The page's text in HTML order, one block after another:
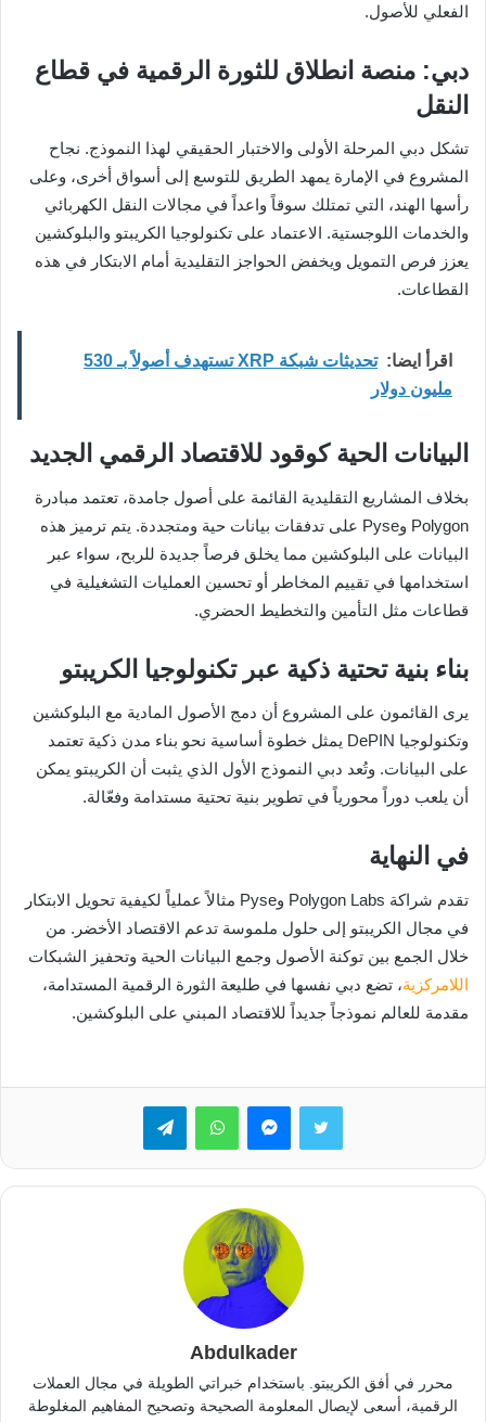
الفعلي للأصول.
دبي: منصة انطلاق للثورة الرقمية في قطاع
النقل
تشكل دبي المرحلة الأولى والاختبار الحقيقي لهذا النموذج. نجاح
المشروع في الإمارة يمهد الطريق للتوسع إلى أسواق أخرى، وعلى
رأسها الهند، التي تمتلك سوقاً واعداً في مجالات النقل الكهربائي
والخدمات اللوجستية. الاعتماد على تكنولوجيا الكريبتو والبلوكشين
يعزز فرص التمويل ويخفض الحواجز التقليدية أمام الابتكار في هذه
القطاعات.
اقرأ ايضا:
تحديثات شبكة XRP تستهدف أصولاً بـ 530
مليون دولار
البيانات الحية كوقود للاقتصاد الرقمي الجديد
بخلاف المشاريع التقليدية القائمة على أصول جامدة، تعتمد مبادرة
Polygon وPyse على تدفقات بيانات حية ومتجددة. يتم ترميز هذه
البيانات على البلوكشين مما يخلق فرصاً جديدة للربح، سواء عبر
استخدامها في تقييم المخاطر أو تحسين العمليات التشغيلية في
قطاعات مثل التأمين والتخطيط الحضري.
بناء بنية تحتية ذكية عبر تكنولوجيا الكريبتو
يرى القائمون على المشروع أن دمج الأصول المادية مع البلوكشين
وتكنولوجيا DePIN يمثل خطوة أساسية نحو بناء مدن ذكية تعتمد
على البيانات. وتُعد دبي النموذج الأول الذي يثبت أن الكريبتو يمكن
أن يلعب دوراً محورياً في تطوير بنية تحتية مستدامة وفعّالة.
في النهاية
تقدم شراكة Polygon Labs وPyse مثالاً عملياً لكيفية تحويل الابتكار
في مجال الكريبتو إلى حلول ملموسة تدعم الاقتصاد الأخضر. من
خلال الجمع بين توكنة الأصول وجمع البيانات الحية وتحفيز الشبكات
اللامركزية، تضع دبي نفسها في طليعة الثورة الرقمية المستدامة،
مقدمة للعالم نموذجاً جديداً للاقتصاد المبني على البلوكشين.
تويتر ماسنجرواتساب تيلقرام
Abdulkader
محرر في أفق الكريبتو. باستخدام خبراتي الطويلة في مجال العملات
الرقمية، أسعى لإيصال المعلومة الصحيحة وتصحيح المفاهيم المغلوطة